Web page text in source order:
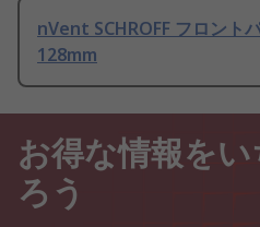
nVent SCHROFF フロント
128mm
お得な情報を
ろう